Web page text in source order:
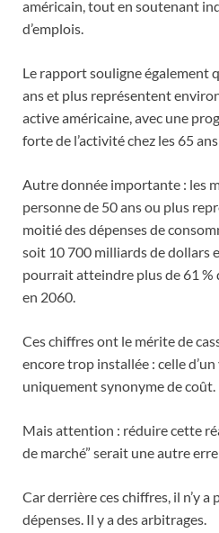
américain, tout en soutenant
d’emplois.
Le rapport souligne également
ans et plus représentent
active américaine, avec une
forte de l’activité chez les 65
Autre donnée importante : les
personne de 50 ans ou plus
moitié des dépenses de
soit 10 700 milliards de dollars
pourrait atteindre plus de 61
en 2060.
Ces chiffres ont le mérite de
encore trop installée : celle
uniquement synonyme de coût.
Mais attention : réduire cette
de marché” serait une autre
Car derrière ces chiffres, il n’y a
dépenses. Il y a des arbitrages.